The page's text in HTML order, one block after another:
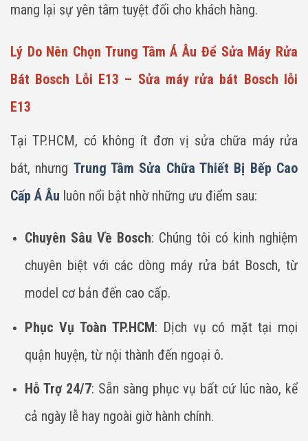
mang lại sự yên tâm tuyệt đối cho khách hàng.
Lý Do Nên Chọn Trung Tâm Á Âu Để Sửa Máy Rửa
Bát Bosch Lỗi E13 – Sửa máy rửa bát Bosch lỗi
E13
Tại TP.HCM, có không ít đơn vị sửa chữa máy rửa
bát, nhưng Trung Tâm Sửa Chữa Thiết Bị Bếp Cao
Cấp Á Âu luôn nổi bật nhờ những ưu điểm sau:
Chuyên Sâu Về Bosch: Chúng tôi có kinh nghiệm
chuyên biệt với các dòng máy rửa bát Bosch, từ
model cơ bản đến cao cấp.
Phục Vụ Toàn TP.HCM: Dịch vụ có mặt tại mọi
quận huyện, từ nội thành đến ngoại ô.
Hỗ Trợ 24/7: Sẵn sàng phục vụ bất cứ lúc nào, kể
cả ngày lễ hay ngoài giờ hành chính.